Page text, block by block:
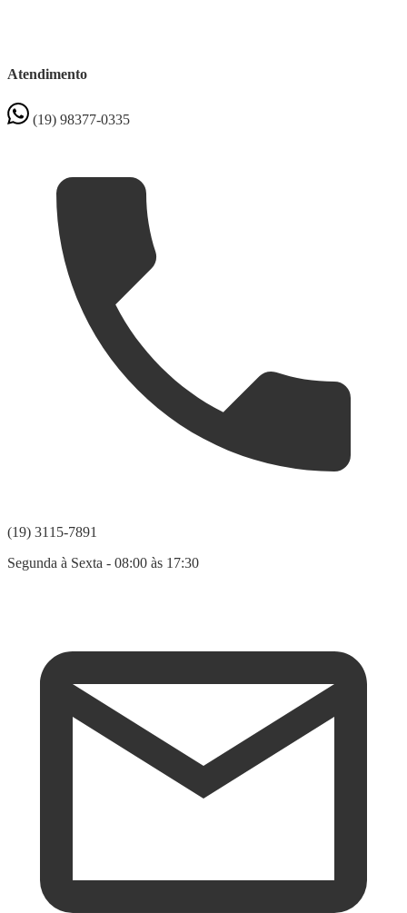
Atendimento
(19) 98377-0335
(19) 3115-7891
Segunda à Sexta - 08:00 às 17:30